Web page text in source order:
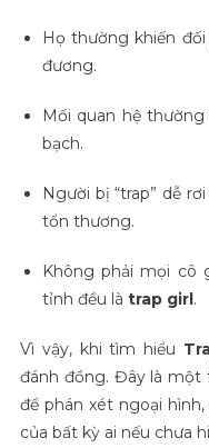
Họ thường khiến
đương.
Mối quan hệ
bạch.
Người bị “trap” dễ
tổn thương.
Không phải mọi cô
tỉnh đều là trap girl .
Vì vậy, khi tìm hiểu
đánh đồng. Đây là
để phán xét ngoại
của bất kỳ ai nếu chưa